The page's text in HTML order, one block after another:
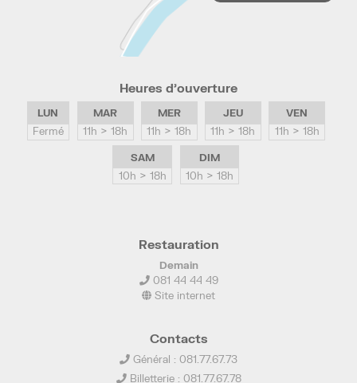
Heures d’ouverture
LUN
Fermé
MAR
11h > 18h
MER
11h > 18h
JEU
11h > 18h
VEN
11h > 18h
SAM
10h > 18h
DIM
10h > 18h
Restauration
Demain
081 44 44 49
Site internet
Contacts
Général : 081.77.67.73
Billetterie : 081.77.67.78